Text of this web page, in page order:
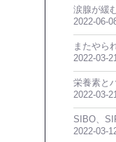
涙腺が緩
2022-06-
またやら
2022-03-
栄養素と
2022-03-
SIBO、
2022-03-